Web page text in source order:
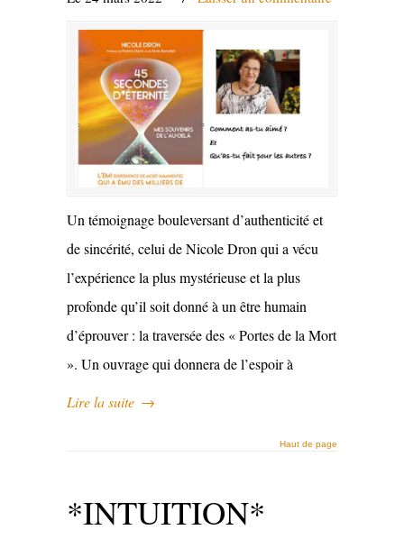
Un témoignage bouleversant d’authenticité et
de sincérité, celui de Nicole Dron qui a vécu
l’expérience la plus mystérieuse et la plus
profonde qu’il soit donné à un être humain
d’éprouver : la traversée des « Portes de la Mort
». Un ouvrage qui donnera de l’espoir à
Lire la suite →
Haut de page
*INTUITION*